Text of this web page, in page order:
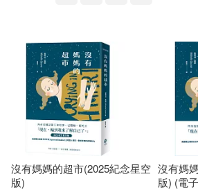
電子書 (可複選)
適合手機平板閱讀(2)
適合平板閱讀(1)
沒有媽媽的超市(2025紀念星空
版)
沒有媽
版) (電